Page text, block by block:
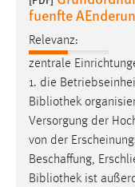
fuenfte
Relevanz:
zentrale
1. die
Bibliothek
Versorgung der
von der
Beschaffung,
Bibliothek ist
einloggen zu
Cookie Laufzeit:
24 Stunden
STATISTIK
Statistik Cookies
Diese
unsere